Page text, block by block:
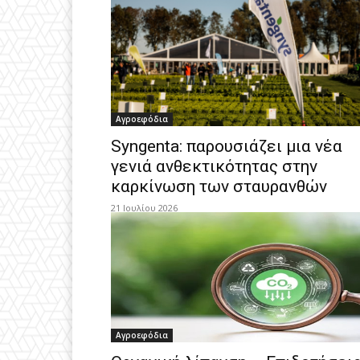
Αγροεφόδια
Syngenta: παρουσιάζει μια νέα
γενιά ανθεκτικότητας στην
καρκίνωση των σταυρανθών
21 Ιουλίου 2026
Αγροεφόδια